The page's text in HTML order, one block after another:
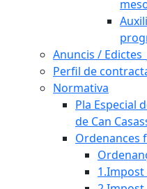
Anuncis / Edictes
Perfil de
Normativa
Pla Especial
de Can
Ordenances